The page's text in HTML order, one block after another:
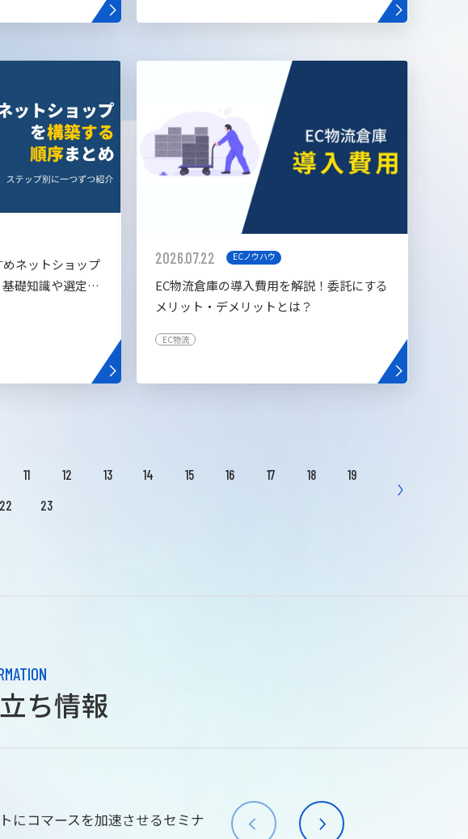
めネットショップ
礎知識や選定基
2026.07.22 ECノウハウ
EC物流倉庫の導入費用を解説！委託にする
メリット・デメリットとは？
EC物流
11 12 13 14 15 16 17 18
19
22 23
ち情報
にコマースを加速させるセミナ